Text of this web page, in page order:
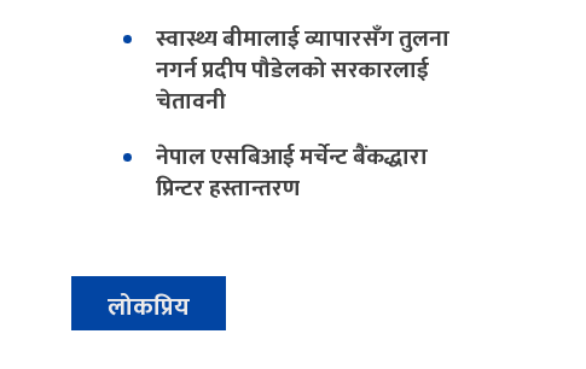
स्वास्थ्य बीमालाई व्यापारसँग तुलना
नगर्न प्रदीप पौडेलको सरकारलाई
चेतावनी
नेपाल एसबिआई मर्चेन्ट बैंकद्धारा
प्रिन्टर हस्तान्तरण
लोकप्रिय